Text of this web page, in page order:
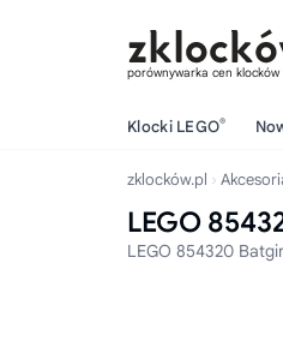
porównywarka cen klocków
Klocki LEGO®
zklocków.pl
LEGO
LEGO 854320